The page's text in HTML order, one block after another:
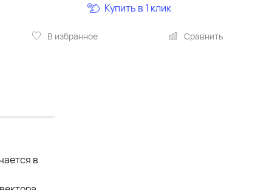
В избранное Сравнить
Купить в 1 клик
в